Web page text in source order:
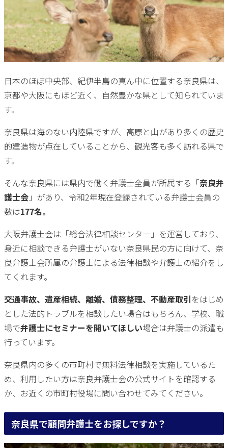
日本のほぼ中央部、紀伊半島の真ん中に位置する奈良県は、
京都や大阪にもほど近く、自然豊かな県として知られていま
す。
奈良県は海のない内陸県ですが、高原と山があり多くの歴史
的建造物が点在していることから、観光客も多く訪れる県で
す。
そんな奈良県には県内で働く弁護士全員が所属する「奈良弁
護士会 」があり、令和2年現在登録されている弁護士会員の
数は177名。
大阪弁護士会は「総合法律相談センター」を運営しており、
身近に相談できる弁護士がいない奈良県民の方に向けて、奈
良弁護士会所属の弁護士による法律相談や弁護士の紹介をし
てくれます。
交通事故、遺産相続、離婚、債務整理、不動産取引をはじめ
とした法的トラブルを相談したい場合はもちろん、学校、職
場で弁護士にセミナーを開いてほしい場合は弁護士の派遣も
行っています。
奈良県内の多くの市町村で無料法律相談を実施しているた
め、利用したい方は奈良弁護士会の公式サイトを確認する
か、お近くの市町村役場に問い合わせてみてください。
奈良県で顧問弁護士をお探しですか？